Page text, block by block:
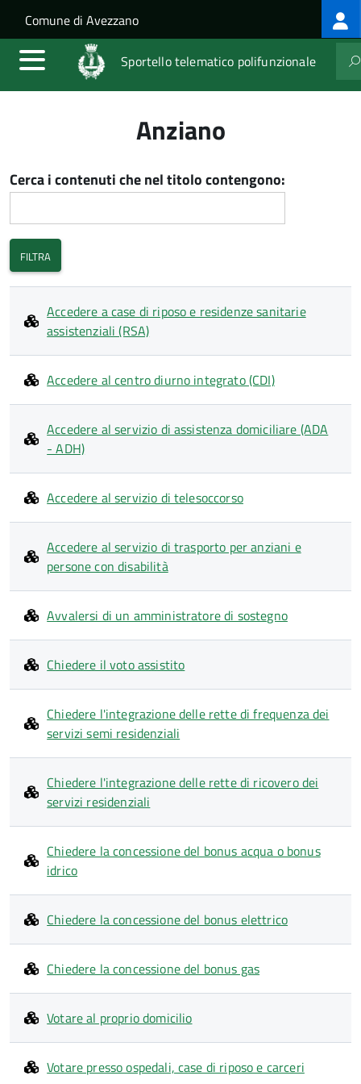
Salta al contenuto principale
Skip to site navigation
Comune di Avezzano
Sportello telematico polifunzionale
Anziano
Cerca i contenuti che nel titolo contengono:
Accedere a case di riposo e residenze sanitarie
assistenziali (RSA)
Accedere al centro diurno integrato (CDI)
Accedere al servizio di assistenza domiciliare (ADA
- ADH)
Accedere al servizio di telesoccorso
Accedere al servizio di trasporto per anziani e
persone con disabilità
Avvalersi di un amministratore di sostegno
Chiedere il voto assistito
Chiedere l'integrazione delle rette di frequenza dei
servizi semi residenziali
Chiedere l'integrazione delle rette di ricovero dei
servizi residenziali
Chiedere la concessione del bonus acqua o bonus
idrico
Chiedere la concessione del bonus elettrico
Chiedere la concessione del bonus gas
Votare al proprio domicilio
Votare presso ospedali, case di riposo e carceri